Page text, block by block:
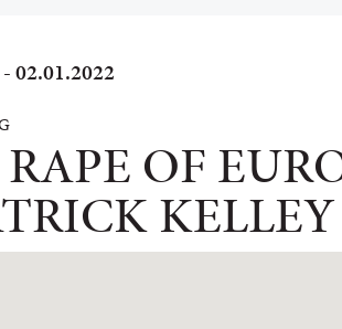
02.01.2022
OF
KELLEY